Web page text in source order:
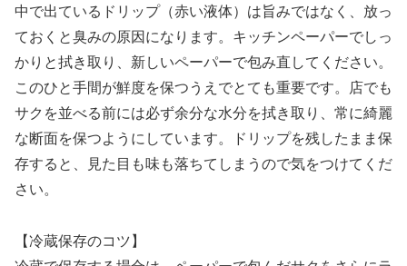
中で出ているドリップ（赤い液体）は旨みではなく、放っ
ておくと臭みの原因になります。キッチンペーパーでしっ
かりと拭き取り、新しいペーパーで包み直してください。
このひと手間が鮮度を保つうえでとても重要です。店でも
サクを並べる前には必ず余分な水分を拭き取り、常に綺麗
な断面を保つようにしています。ドリップを残したまま保
存すると、見た目も味も落ちてしまうので気をつけてくだ
さい。
【冷蔵保存のコツ】